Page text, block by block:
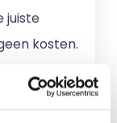
juiste
kosten.